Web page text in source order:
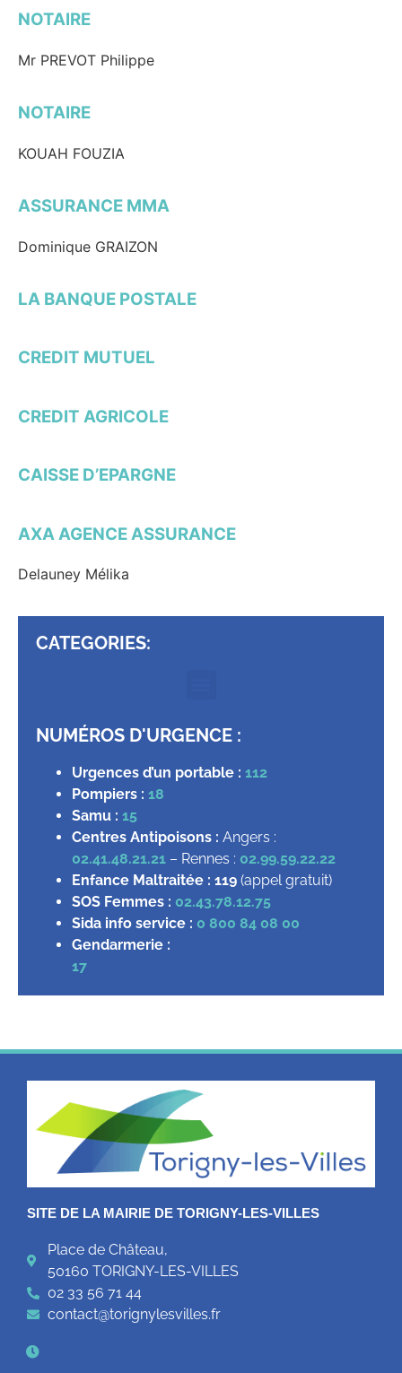
NOTAIRE
Mr PREVOT Philippe
NOTAIRE
KOUAH FOUZIA
ASSURANCE MMA
Dominique GRAIZON
LA BANQUE POSTALE
CREDIT MUTUEL
CREDIT AGRICOLE
CAISSE D’EPARGNE
AXA AGENCE ASSURANCE
Delauney Mélika
CATEGORIES:
NUMÉROS D'URGENCE :
Urgences d’un portable : 112
Pompiers : 18
Samu : 15
Centres Antipoisons : Angers :
02.41.48.21.21 – Rennes : 02.99.59.22.22
Enfance Maltraitée : 119 (appel gratuit)
SOS Femmes : 02.43.78.12.75
Sida info service : 0 800 84 08 00
Gendarmerie :
17
SITE DE LA MAIRIE DE TORIGNY-LES-VILLES
Place de Château,
50160 TORIGNY-LES-VILLES
02 33 56 71 44
contact@torignylesvilles.fr